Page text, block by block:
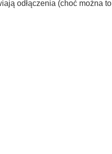
odłączenia (choć można to